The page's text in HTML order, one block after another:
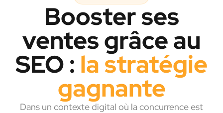
Booster ses
ventes grâce au
SEO : la stratégie
gagnante
Dans un contexte digital où la concurrence est